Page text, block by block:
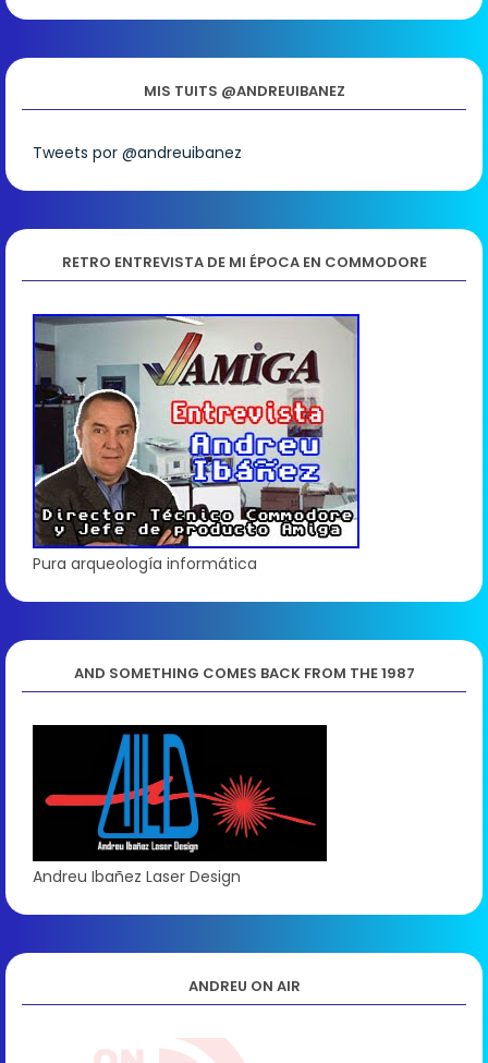
MIS TUITS @ANDREUIBANEZ
Tweets por @andreuibanez
RETRO ENTREVISTA DE MI ÉPOCA EN COMMODORE
Pura arqueología informática
AND SOMETHING COMES BACK FROM THE 1987
Andreu Ibañez Laser Design
ANDREU ON AIR